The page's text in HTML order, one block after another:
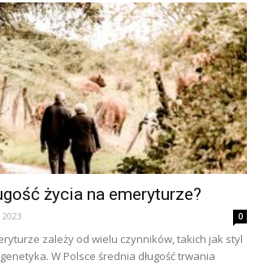
życia na emeryturze?
0
zależy od wielu czynników, takich jak styl
W Polsce średnia długość trwania